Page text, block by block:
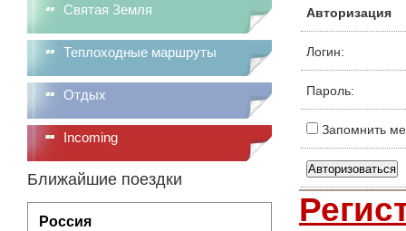
Святая Земля
Теплоходные маршруты
Отдых
Incoming
Ближайшие поездки
Россия
Авторизация
Логин:
Пароль:
Запомнить